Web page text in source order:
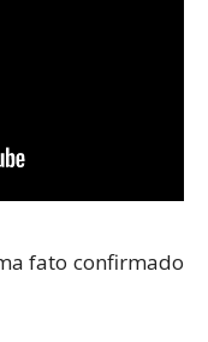
fato confirmado